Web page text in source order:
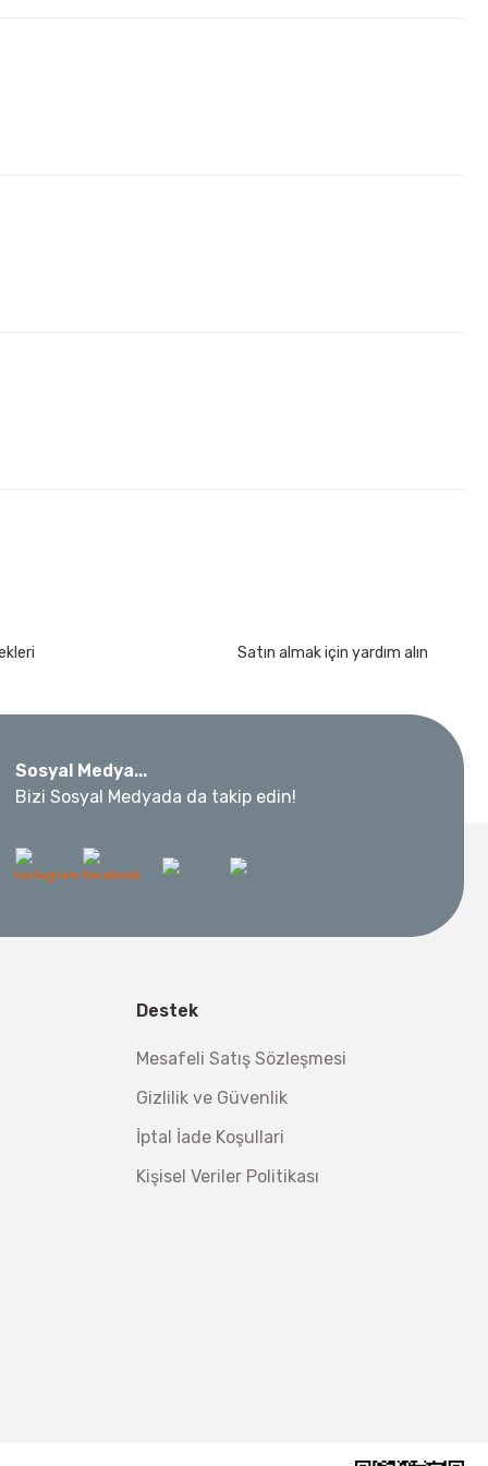
1/2''
17 Parça
50Mt
Satın almak için yardım alın
Sosyal Medya...
Bizi Sosyal Medyada da takip edin!
Destek
Mesafeli Satış Sözleşmesi
Gizlilik ve Güvenlik
İptal İade Koşullari
Kişisel Veriler Politikası